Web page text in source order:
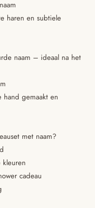
haren en subtiele
naam – ideaal na het
gemaakt en
met naam?
cadeau